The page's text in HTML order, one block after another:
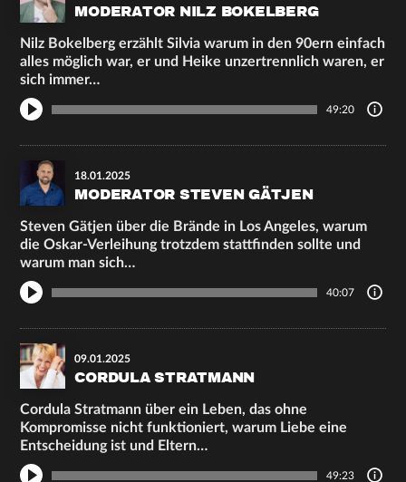
MODERATOR NILZ BOKELBERG
Nilz Bokelberg erzählt Silvia warum in den 90ern einfach
alles möglich war, er und Heike unzertrennlich waren, er
sich immer…
49:20
18.01.2025
MODERATOR STEVEN GÄTJEN
Steven Gätjen über die Brände in Los Angeles, warum
die Oskar-Verleihung trotzdem stattfinden sollte und
warum man sich…
40:07
09.01.2025
CORDULA STRATMANN
Cordula Stratmann über ein Leben, das ohne
Kompromisse nicht funktioniert, warum Liebe eine
Entscheidung ist und Eltern…
49:23